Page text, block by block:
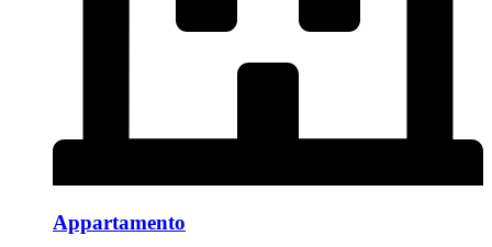
Appartamento